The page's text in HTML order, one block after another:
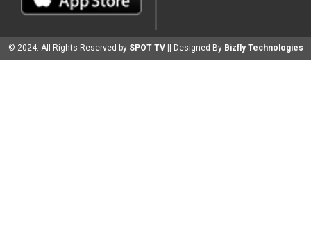
© 2024. All Rights Reserved by SPOT TV || Designed By Bizfly Technologies